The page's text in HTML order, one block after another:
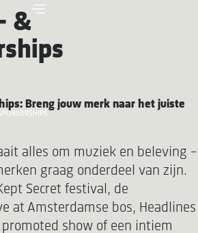
&
Breng jouw merk naar het juiste
alles om muziek en beleving –
graag onderdeel van zijn.
Secret festival, de
at Amsterdamse bos, Headlines
show of een intiem